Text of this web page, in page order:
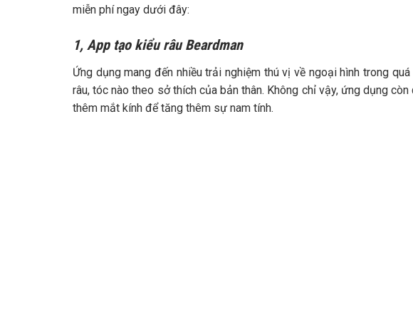
miễn phí ngay dưới đây:
1, App tạo kiểu râu Beardman
Ứng dụng mang đến nhiều trải nghiệm thú vị về ngoại hình trong
râu, tóc nào theo sở thích của bản thân. Không chỉ vậy, ứng dụng
thêm mắt kính để tăng thêm sự nam tính.